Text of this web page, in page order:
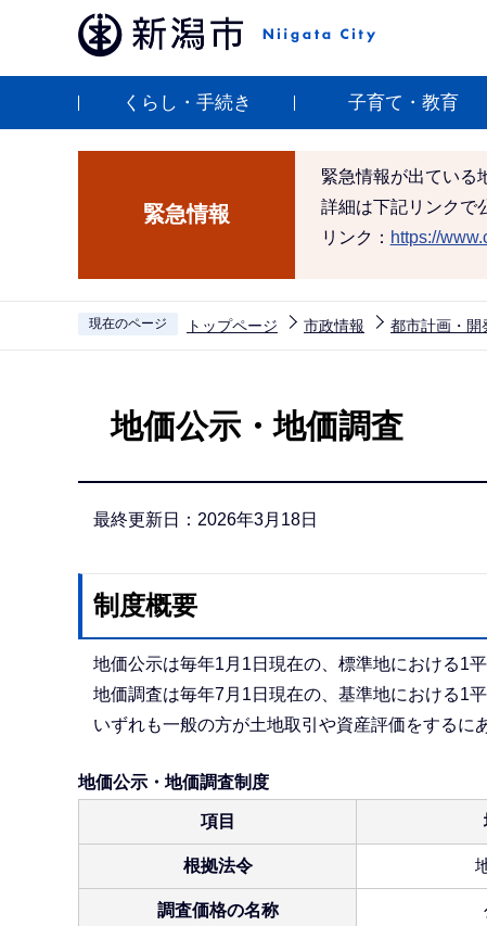
ペ
くらし・手続き 子育て・教育
緊急情報
緊急情報が出ている
詳細は下記リンクで
リンク： https://
現在のページ トップページ 市政情報 都市計画・開
地価公示・地価調査
最終更新日：2026年3月18日
制度概要
地価公示は毎年1月1日現在の、標準地における1
地価調査は毎年7月1日現在の、基準地における1
いずれも一般の方が土地取引や資産評価をするに
地価公示・地価調査制度
項目
根拠法令
調査価格の名称